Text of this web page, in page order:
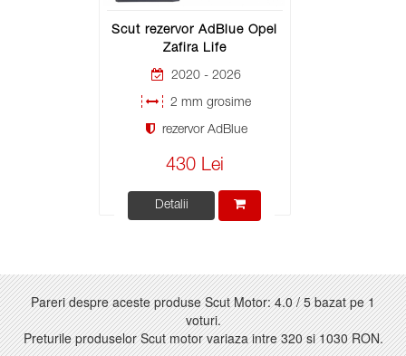
Scut rezervor AdBlue Opel
Zafira Life
2020 - 2026
2 mm grosime
rezervor AdBlue
430 Lei
Detalii
Pareri despre aceste produse Scut Motor: 4.0/5bazat pe1
voturi.
Preturile produselor Scut motor variaza intre320si1030 RON.